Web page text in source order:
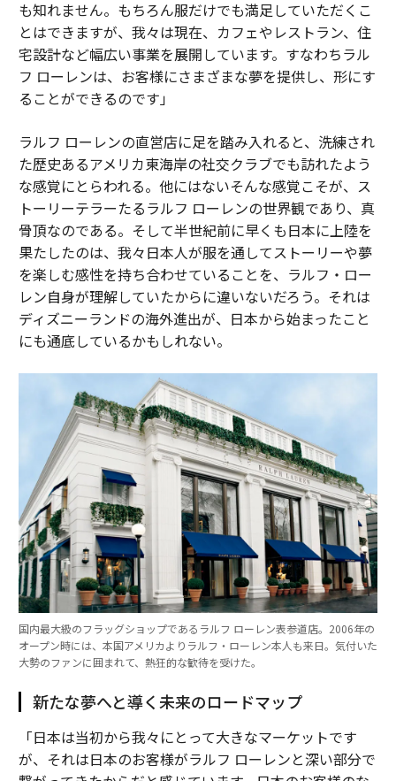
も知れません。もちろん服だけでも満足していただくこ
とはできますが、我々は現在、カフェやレストラン、住
宅設計など幅広い事業を展開しています。すなわちラル
フ ローレンは、お客様にさまざまな夢を提供し、形にす
ることができるのです」
ラルフ ローレンの直営店に足を踏み入れると、洗練され
た歴史あるアメリカ東海岸の社交クラブでも訪れたよう
な感覚にとらわれる。他にはないそんな感覚こそが、ス
トーリーテラーたるラルフ ローレンの世界観であり、真
骨頂なのである。そして半世紀前に早くも日本に上陸を
果たしたのは、我々日本人が服を通してストーリーや夢
を楽しむ感性を持ち合わせていることを、ラルフ・ロー
レン自身が理解していたからに違いないだろう。それは
ディズニーランドの海外進出が、日本から始まったこと
にも通底しているかもしれない。
国内最大級のフラッグショップであるラルフ ローレン表参道店。2006年の
オープン時には、本国アメリカよりラルフ・ローレン本人も来日。気付いた
大勢のファンに囲まれて、熱狂的な歓待を受けた。
新たな夢へと導く未来のロードマップ
「日本は当初から我々にとって大きなマーケットです
が、それは日本のお客様がラルフ ローレンと深い部分で